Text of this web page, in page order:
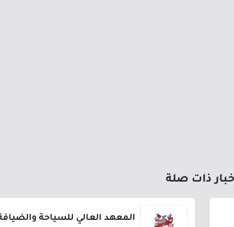
ذات صلة
المعهد العالي للسياحة